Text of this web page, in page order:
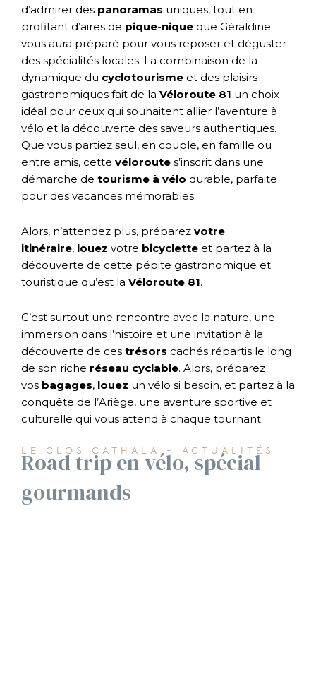
LE CLOS CATHALA – ACTUALITÉS
Road trip en vélo, spécial
gourmands
d’admirer des panoramas uniques, tout en
profitant d’aires de pique-nique que Géraldine
vous aura préparé pour vous reposer et déguster
des spécialités locales. La combinaison de la
dynamique du cyclotourisme et des plaisirs
gastronomiques fait de la Véloroute 81 un choix
idéal pour ceux qui souhaitent allier l’aventure à
vélo et la découverte des saveurs authentiques.
Que vous partiez seul, en couple, en famille ou
entre amis, cette véloroute s’inscrit dans une
démarche de tourisme à vélo durable, parfaite
pour des vacances mémorables.
Alors, n’attendez plus, préparez votre
itinéraire, louez votre bicyclette et partez à la
découverte de cette pépite gastronomique et
touristique qu’est la Véloroute 81.
C’est surtout une rencontre avec la nature, une
immersion dans l’histoire et une invitation à la
découverte de ces trésors cachés répartis le long
de son riche réseau cyclable. Alors, préparez
vos bagages, louez un vélo si besoin, et partez à la
conquête de l’Ariège, une aventure sportive et
culturelle qui vous attend à chaque tournant.